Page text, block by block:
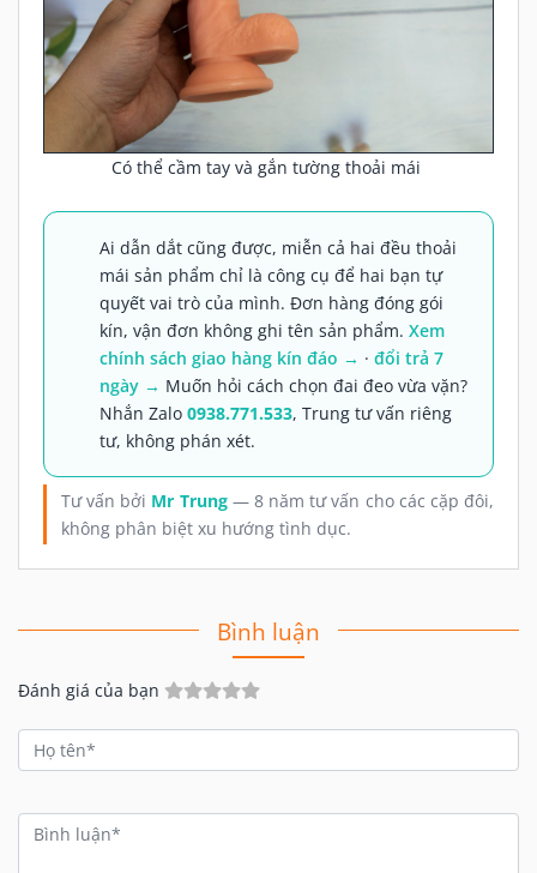
Có thể cầm tay và gắn tường thoải mái
Ai dẫn dắt cũng được, miễn cả hai đều thoải
mái sản phẩm chỉ là công cụ để hai bạn tự
quyết vai trò của mình. Đơn hàng đóng gói
kín, vận đơn không ghi tên sản phẩm. Xem
chính sách giao hàng kín đáo → · đổi trả 7
ngày → Muốn hỏi cách chọn đai đeo vừa vặn?
Nhắn Zalo 0938.771.533, Trung tư vấn riêng
tư, không phán xét.
Tư vấn bởi Mr Trung— 8 năm tư vấn cho các cặp đôi,
không phân biệt xu hướng tình dục.
Bình luận
Đánh giá của bạn